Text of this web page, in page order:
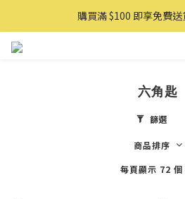
購買滿 $100 即享免費
購買滿 $100 即享免費
六角匙
篩選
商品排序
每頁顯示 72 個